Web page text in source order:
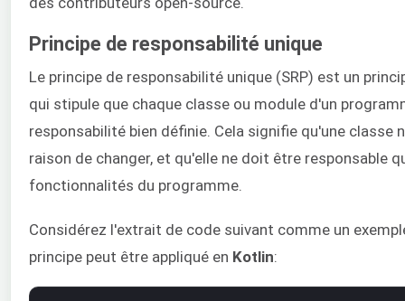
Principe de responsabilité unique
Le principe de responsabilité unique (SRP) est un
qui stipule que chaque classe ou module d'un
responsabilité bien définie. Cela signifie qu'une classe
raison de changer, et qu'elle ne doit être responsable
fonctionnalités du programme.
Considérez l'extrait de code suivant comme un
principe peut être appliqué en Kotlin: